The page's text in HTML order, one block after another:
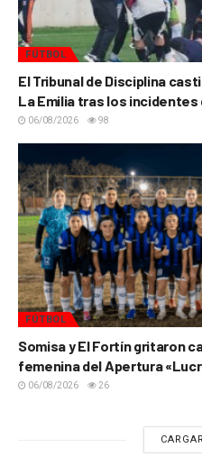
FÚTBOL
El Tribunal de Disciplina
La Emilia tras los
06/08/2026 98
FÚTBOL
Somisa y El Fortín gritaron
femenina del Apertura
06/08/2026 26